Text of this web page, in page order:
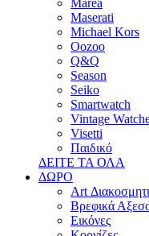
Marea
Maserati
Michael Kors
Oozoo
Q&Q
Season
Seiko
Smartwatch
Vintage
Visetti
Παιδικό
ΔΕΙΤΕ ΤΑ ΟΛΑ
ΔΩΡΟ
Art
Βρεφικά
Εικόνες